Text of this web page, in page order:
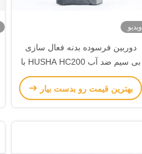
ویدیو
دوربین فرسوده بدنه فعال سازی
بی سیم ضد آب HUSHA HC200 با
عمر طولانی باتری برای مجریان
قانون
بهترین قیمت رو بدست بیار